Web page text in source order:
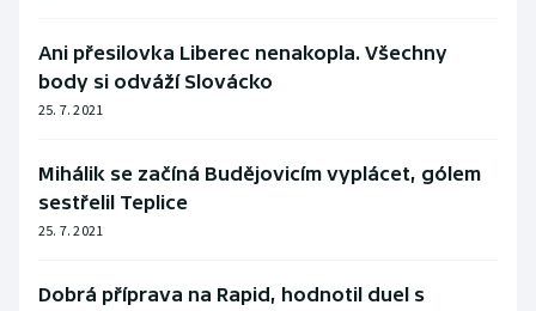
Vodní slalom
Volejbal
Ostatní
Ani přesilovka Liberec nenakopla. Všechny
body si odváží Slovácko
25. 7. 2021
Mihálik se začíná Budějovicím vyplácet, gólem
sestřelil Teplice
25. 7. 2021
Dobrá příprava na Rapid, hodnotil duel s